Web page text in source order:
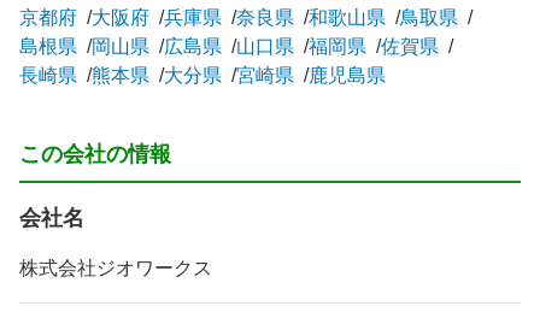
京都府
大阪府 兵庫県 奈良県 和歌山県
鳥取県
島根県
岡山県 広島県 山口県 福岡県
佐賀県
長崎県
熊本県 大分県 宮崎県 鹿児島県
この会社の情報
会社名
株式会社ジオワークス